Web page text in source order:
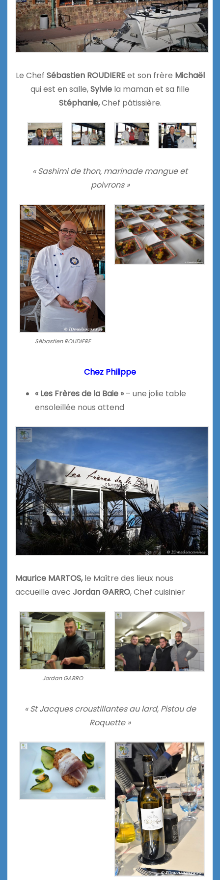
Le Chef Sébastien ROUDIEREet son frère Michaël
qui est en salle,Sylvie la maman et sa fille
Stéphanie,Chef pâtissière.
« Sashimi de thon, marinade mangue et
poivrons »
Sébastien ROUDIERE
Chez Philippe
« Les Frères de la Baie »– une jolie table
ensoleillée nous attend
Maurice MARTOS,le Maître des lieux nous
accueille avec Jordan GARRO, Chef cuisinier
Jordan GARRO
« St Jacques croustillantes au lard, Pistou de
Roquette »